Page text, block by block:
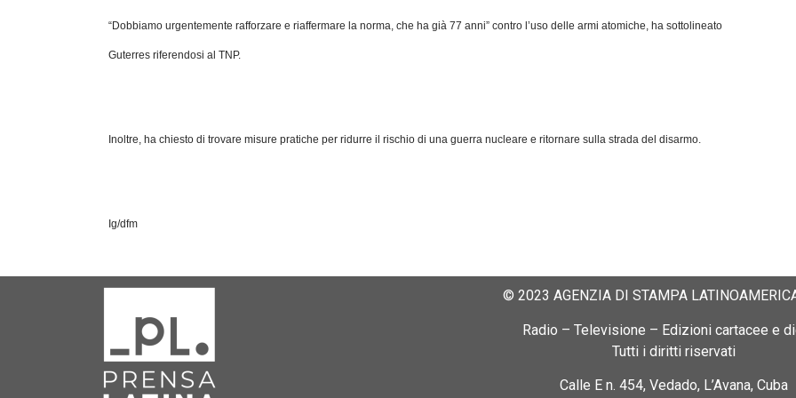
“Dobbiamo urgentemente rafforzare e riaffermare la norma, che ha già 77 anni” contro l’uso delle armi atomiche, ha sottolineato
Guterres riferendosi al TNP.
Inoltre, ha chiesto di trovare misure pratiche per ridurre il rischio di una guerra nucleare e ritornare sulla strada del disarmo.
Ig/dfm
© 2023 AGENZIA DI STAMPA
Radio – Televisione – Edizioni cartacee e
Tutti i diritti riservati
Calle E n. 454, Vedado, L’Avana, Cuba